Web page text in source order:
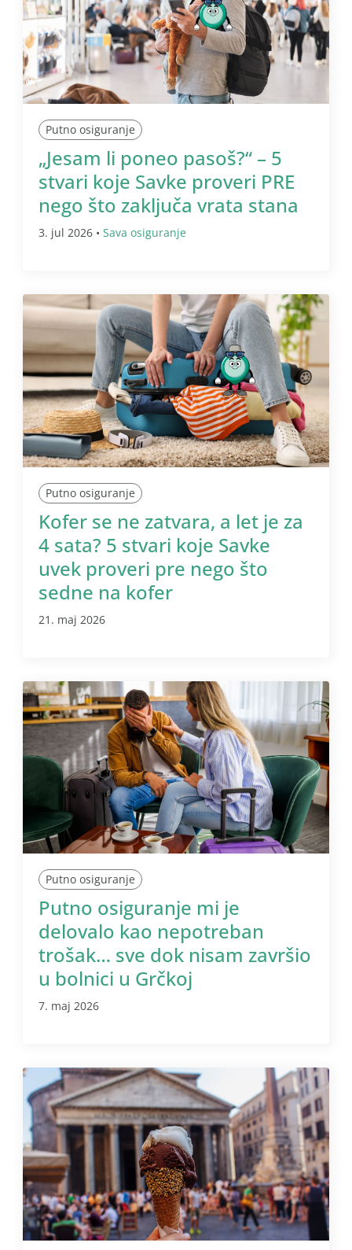
Putno osiguranje
„Jesam li poneo pasoš?“ – 5
stvari koje Savke proveri PRE
nego što zaključa vrata stana
3. jul 2026 • Sava osiguranje
Putno osiguranje
Kofer se ne zatvara, a let je za
4 sata? 5 stvari koje Savke
uvek proveri pre nego što
sedne na kofer
21. maj 2026
Putno osiguranje
Putno osiguranje mi je
delovalo kao nepotreban
trošak… sve dok nisam završio
u bolnici u Grčkoj
7. maj 2026